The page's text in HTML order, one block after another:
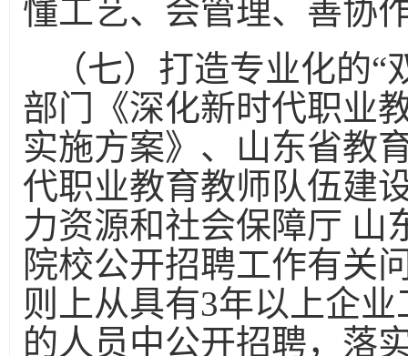
懂工艺、会管理、善协
（七）打造专业化的
部门《深化新时代职业
实施方案》、山东省教
代职业教育教师队伍建
力资源和社会保障厅 山
院校公开招聘工作有关
则上从具有3年以上企
的人员中公开招聘，落